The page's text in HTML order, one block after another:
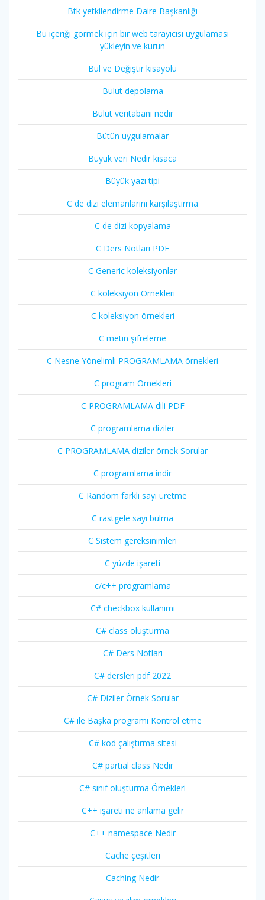
Btk yetkilendirme Daire Başkanlığı
Bu içeriği görmek için bir web tarayıcısı uygulaması
yükleyin ve kurun
Bul ve Değiştir kısayolu
Bulut depolama
Bulut veritabanı nedir
Bütün uygulamalar
Büyük veri Nedir kısaca
Büyük yazı tipi
C de dizi elemanlarını karşılaştırma
C de dizi kopyalama
C Ders Notları PDF
C Generic koleksiyonlar
C koleksiyon Örnekleri
C koleksiyon örnekleri
C metin şifreleme
C Nesne Yönelimli PROGRAMLAMA örnekleri
C program Örnekleri
C PROGRAMLAMA dili PDF
C programlama diziler
C PROGRAMLAMA diziler örnek Sorular
C programlama indir
C Random farklı sayı üretme
C rastgele sayı bulma
C Sistem gereksinimleri
C yüzde işareti
c/c++ programlama
C# checkbox kullanımı
C# class oluşturma
C# Ders Notları
C# dersleri pdf 2022
C# Diziler Örnek Sorular
C# ile Başka programı Kontrol etme
C# kod çalıştırma sitesi
C# partial class Nedir
C# sınıf oluşturma Örnekleri
C++ işareti ne anlama gelir
C++ namespace Nedir
Cache çeşitleri
Caching Nedir